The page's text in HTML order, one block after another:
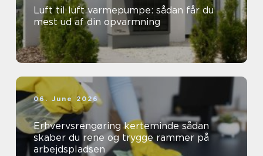
Luft til luft varmepumpe: sådan får du
mest ud af din opvarmning
06. June 2026
Erhvervsrengøring kerteminde sådan
skaber du rene og trygge rammer på
arbejdspladsen